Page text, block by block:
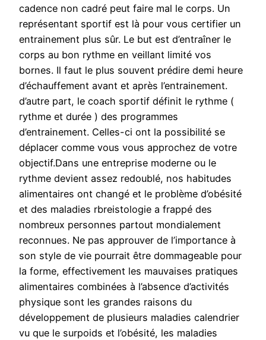
cadence non cadré peut faire mal le corps. Un
représentant sportif est là pour vous certifier un
entrainement plus sûr. Le but est d’entraîner le
corps au bon rythme en veillant limité vos
bornes. Il faut le plus souvent prédire demi heure
d’échauffement avant et après l’entrainement.
d’autre part, le coach sportif définit le rythme (
rythme et durée ) des programmes
d’entrainement. Celles-ci ont la possibilité se
déplacer comme vous vous approchez de votre
objectif.Dans une entreprise moderne ou le
rythme devient assez redoublé, nos habitudes
alimentaires ont changé et le problème d’obésité
et des maladies rbreistologie a frappé des
nombreux personnes partout mondialement
reconnues. Ne pas approuver de l’importance à
son style de vie pourrait être dommageable pour
la forme, effectivement les mauvaises pratiques
alimentaires combinées à l’absence d’activités
physique sont les grandes raisons du
développement de plusieurs maladies calendrier
vu que le surpoids et l’obésité, les maladies